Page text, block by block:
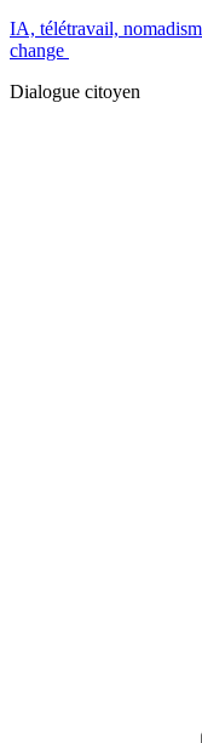
IA, télétravail,
change
Dialogue citoyen